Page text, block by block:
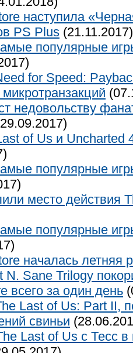
наступила
PS Plus (21.11.2017)
популярные
for Speed:
недовольству
of Us и Uncharted
популярные
место действия
популярные
началась летняя
N. Sane Trilogy
всего за один день
Last of Us: Part II,
свиньи
Last of Us с Тесс в